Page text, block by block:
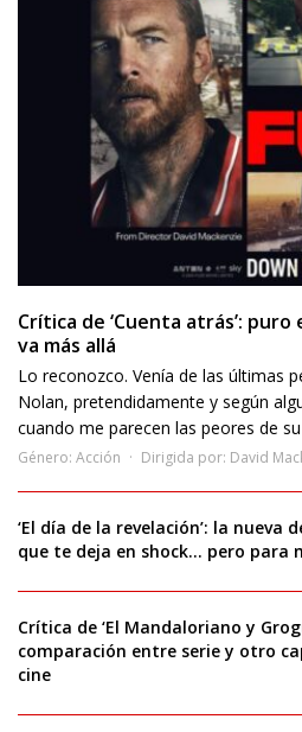
Crítica de ‘Cuenta atrás’:
va más allá
Lo reconozco. Venía de las últimas
Nolan, pretendidamente y según
cuando me parecen las peores de su
Género: Acción Dirigida por: David
‘El día de la revelación’: la nueva
que te deja en shock… pero para
Crítica de ‘El Mandaloriano y
comparación entre serie y otro
cine